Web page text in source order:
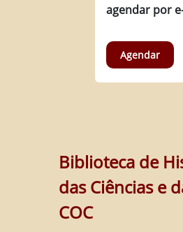
agendar por
Agendar
Biblioteca de
das Ciências e
COC